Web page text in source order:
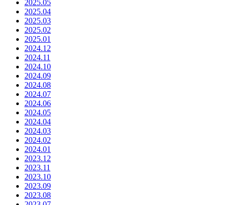
2025.05
2025.04
2025.03
2025.02
2025.01
2024.12
2024.11
2024.10
2024.09
2024.08
2024.07
2024.06
2024.05
2024.04
2024.03
2024.02
2024.01
2023.12
2023.11
2023.10
2023.09
2023.08